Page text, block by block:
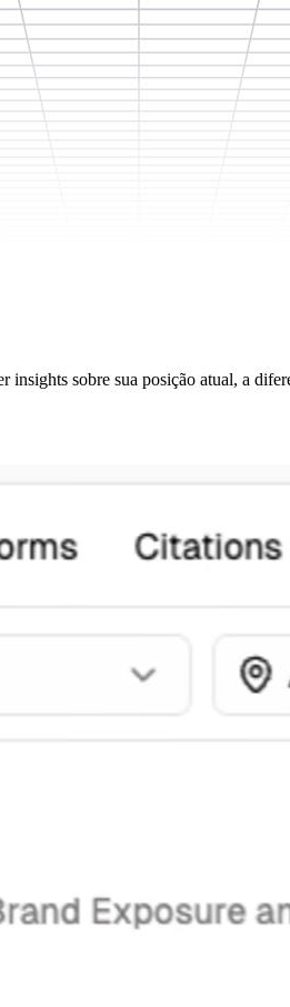
sobre sua posição atual, a